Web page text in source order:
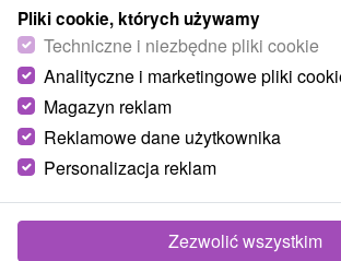
Bike Park Mýto Pod Ďumbierom
Banskobystrický kraj -Mýto pod
letnim pełni również funkcję Bike Parku.
znajduje się kilka tras zjazdowych o...
Pliki cookie, których używamy
Techniczne i niezbędne pliki cookie
Analityczne i marketingowe pliki
Magazyn reklam
Reklamowe dane użytkownika
Personalizacja reklam
Zezwolić wszystkim